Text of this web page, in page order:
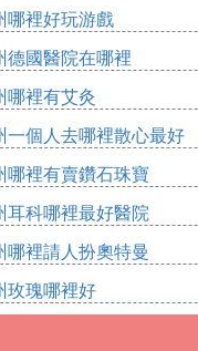
哪裡好玩游戲
德國醫院在哪裡
哪裡有艾灸
一個人去哪裡散心最好
哪裡有賣鑽石珠寶
耳科哪裡最好醫院
哪裡請人扮奧特曼
玫瑰哪裡好